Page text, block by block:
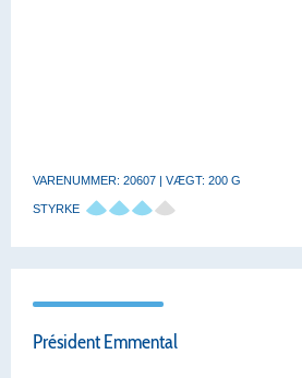
VARENUMMER: 20607 | VÆGT: 200 G
STYRKE
Président Emmental